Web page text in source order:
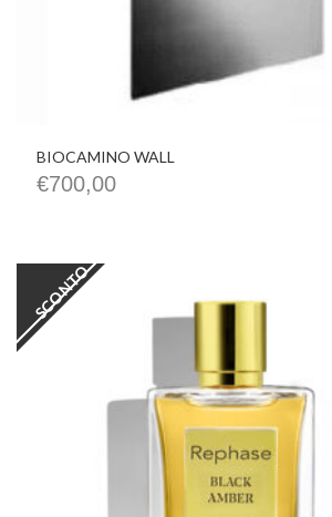
BIOCAMINO WALL
€700,00
SCONTO